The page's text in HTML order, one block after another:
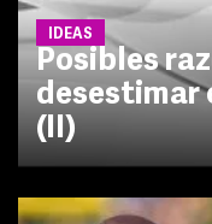
IDEAS
Posibles
desestimar
(II)